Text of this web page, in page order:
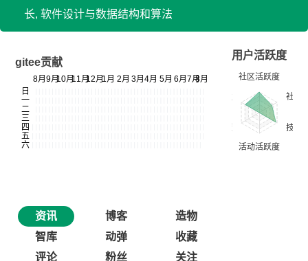
长, 软件设计与数据结构和算法
gitee贡献
用户活跃度
资讯 博客
造物
智库
动弹
收藏
评论
粉丝 关注